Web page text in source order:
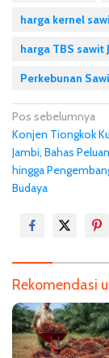
harga kernel
harga TBS sawit
Perkebunan
N
a
v
i
i
p
o
s
Pos sebelumnya
Konjen Tiongkok
Jambi, Bahas
hingga
Budaya
Rekomendasi